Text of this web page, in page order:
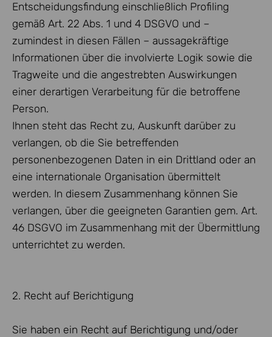
Entscheidungsfindung einschließlich Profiling
gemäß Art. 22 Abs. 1 und 4 DSGVO und –
zumindest in diesen Fällen – aussagekräftige
Informationen über die involvierte Logik sowie die
Tragweite und die angestrebten Auswirkungen
einer derartigen Verarbeitung für die betroffene
Person.
Ihnen steht das Recht zu, Auskunft darüber zu
verlangen, ob die Sie betreffenden
personenbezogenen Daten in ein Drittland oder an
eine internationale Organisation übermittelt
werden. In diesem Zusammenhang können Sie
verlangen, über die geeigneten Garantien gem. Art.
46 DSGVO im Zusammenhang mit der Übermittlung
unterrichtet zu werden.
2. Recht auf Berichtigung
Sie haben ein Recht auf Berichtigung und/oder